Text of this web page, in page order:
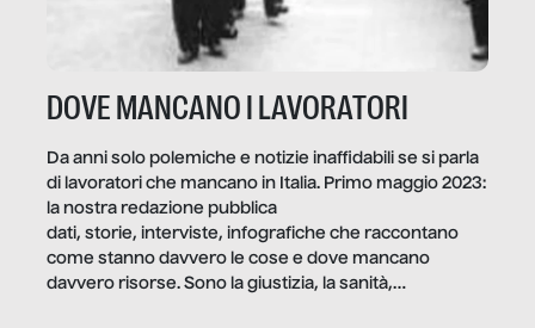
DOVE MANCANO I LAVORATORI
Da anni solo polemiche e notizie inaffidabili se si parla
di lavoratori che mancano in Italia. Primo maggio 2023:
la nostra redazione pubblica
dati, storie, interviste, infografiche che raccontano
come stanno davvero le cose e dove mancano
davvero risorse. Sono la giustizia, la sanità,